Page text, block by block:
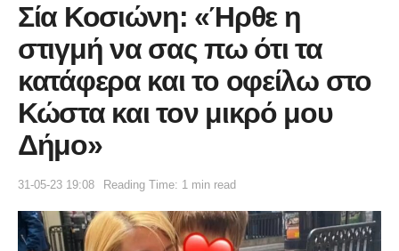
Σία Κοσιώνη: «Ήρθε η
στιγμή να σας πω ότι τα
κατάφερα και το οφείλω στο
Κώστα και τον μικρό μου
Δήμο»
31-05-23 19:08 Reading Time: 1 min read